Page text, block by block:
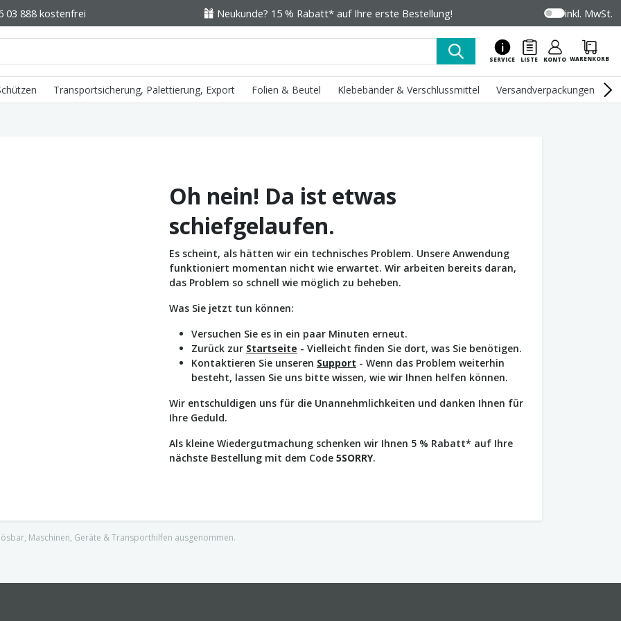
03 888 kostenfrei Neukunde? 15 % Rabatt* auf Ihre erste Bestellung! inkl. MwSt.
SERVICE LISTE KONTO WARENKORB
Transportsicherung, Palettierung, Export Folien & Beutel Klebebänder & Verschlussmittel Versandverpackungen
Oh nein! Da ist etwas
schiefgelaufen.
Es scheint, als hätten wir ein technisches Problem. Unsere Anwendung
funktioniert momentan nicht wie erwartet. Wir arbeiten bereits daran,
das Problem so schnell wie möglich zu beheben.
Was Sie jetzt tun können:
Versuchen Sie es in ein paar Minuten erneut.
Zurück zur Startseite - Vielleicht finden Sie dort, was Sie benötigen.
Kontaktieren Sie unseren Support - Wenn das Problem weiterhin
besteht, lassen Sie uns bitte wissen, wie wir Ihnen helfen können.
Wir entschuldigen uns für die Unannehmlichkeiten und danken Ihnen für
Ihre Geduld.
Als kleine Wiedergutmachung schenken wir Ihnen 5 % Rabatt* auf Ihre
nächste Bestellung mit dem Code 5SORRY.
Maschinen, Geräte & Transporthilfen ausgenommen.